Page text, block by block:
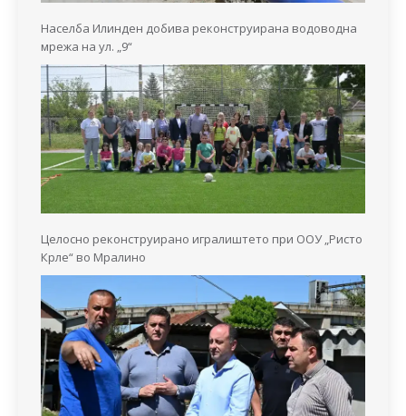
Населба Илинден добива реконструирана водоводна
мрежа на ул. „9“
Целосно реконструирано игралиштето при ООУ „Ристо
Крле“ во Мралино